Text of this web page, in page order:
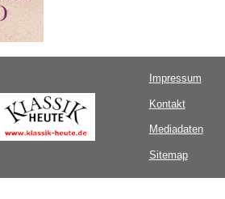
Impressum
Kontakt
Mediadaten
Sitemap